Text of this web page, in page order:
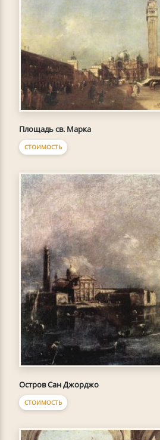
Площадь св. Марка
СТОИМОСТЬ
Остров Сан Джорджо
СТОИМОСТЬ